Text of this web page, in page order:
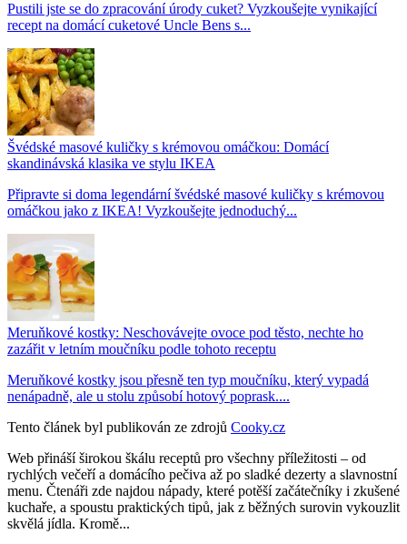
Pustili jste se do zpracování úrody cuket? Vyzkoušejte vynikající
recept na domácí cuketové Uncle Bens s...
Švédské masové kuličky s krémovou omáčkou: Domácí
skandinávská klasika ve stylu IKEA
Připravte si doma legendární švédské masové kuličky s krémovou
omáčkou jako z IKEA! Vyzkoušejte jednoduchý...
Meruňkové kostky: Neschovávejte ovoce pod těsto, nechte ho
zazářit v letním moučníku podle tohoto receptu
Meruňkové kostky jsou přesně ten typ moučníku, který vypadá
nenápadně, ale u stolu způsobí hotový poprask....
Tento článek byl publikován ze zdrojů Cooky.cz
Web přináší širokou škálu receptů pro všechny příležitosti – od
rychlých večeří a domácího pečiva až po sladké dezerty a slavnostní
menu. Čtenáři zde najdou nápady, které potěší začátečníky i zkušené
kuchaře, a spoustu praktických tipů, jak z běžných surovin vykouzlit
skvělá jídla. Kromě...